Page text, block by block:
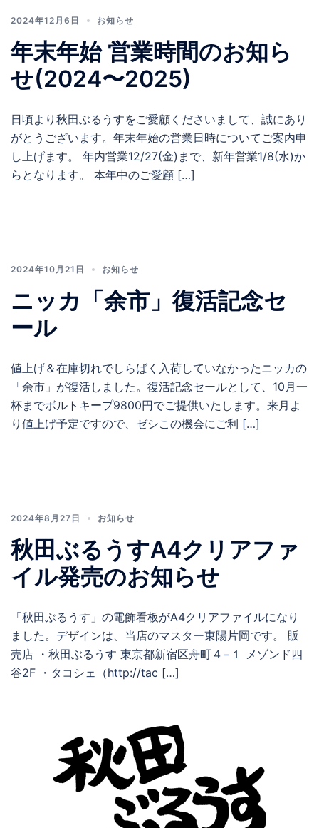
2024年12月6日 お知らせ
年末年始 営業時間のお知ら
せ(2024〜2025)
日頃より秋田ぶるうすをご愛顧くださいまして、誠にあり
がとうございます。年末年始の営業日時についてご案内申
し上げます。 年内営業12/27(金)まで、新年営業1/8(水)か
らとなります。 本年中のご愛顧 […]
2024年10月21日 お知らせ
ニッカ「余市」復活記念セ
ール
値上げ＆在庫切れでしらばく入荷していなかったニッカの
「余市」が復活しました。復活記念セールとして、10月一
杯までボルトキープ9800円でご提供いたします。来月よ
り値上げ予定ですので、ゼシこの機会にご利 […]
2024年8月27日 お知らせ
秋田ぶるうすA4クリアファ
イル発売のお知らせ
「秋田ぶるうす」の電飾看板がA4クリアファイルになり
ました。デザインは、当店のマスター東陽片岡です。 販
売店 ・秋田ぶるうす 東京都新宿区舟町４−１ メゾンド四
谷2F ・タコシェ（http://tac […]